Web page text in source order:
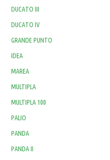
DUCATO III
DUCATO IV
GRANDE PUNTO
IDEA
MAREA
MULTIPLA
MULTIPLA 100
PALIO
PANDA
PANDA II